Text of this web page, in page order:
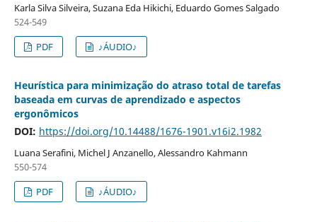
Karla Silva Silveira, Suzana Eda Hikichi, Eduardo Gomes Salgado
524-549
PDF
♪ÁUDIO♪
Heurística para minimização do atraso total de tarefas
baseada em curvas de aprendizado e aspectos
ergonômicos
DOI: https://doi.org/10.14488/1676-1901.v16i2.1982
Luana Serafini, Michel J Anzanello, Alessandro Kahmann
550-574
PDF
♪ÁUDIO♪